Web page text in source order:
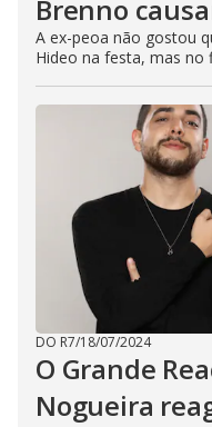
Brenno
A ex-peoa não gostou
Hideo na festa, mas no
DO R7/18/07/2024
O Grande
Nogueira